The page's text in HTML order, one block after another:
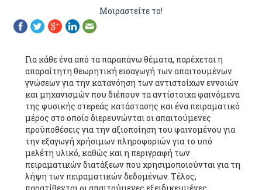
Μοιραστείτε το!
Για κάθε ένα από τα παραπάνω θέματα, παρέχεται η
απαραίτητη θεωρητική εισαγωγή των απαιτουμένων
γνώσεων για την κατανόηση των αντιστοίχων εννοιών
και μηχανισμών που διέπουν τα αντίστοιχα φαινόμενα
της φυσικής στερεάς κατάστασης και ένα πειραματικό
μέρος στο οποίο διερευνώνται οι απαιτούμενες
προϋποθέσεις για την αξιοποίηση του φαινομένου για
την εξαγωγή χρήσιμων πληροφοριών για το υπό
μελέτη υλικό, καθώς και η περιγραφή των
πειραματικών διατάξεων που χρησιμοποιούνται για τη
λήψη των πειραματικών δεδομένων. Τέλος,
παρατίθενται οι απαιτούμενες εξειδικευμένες